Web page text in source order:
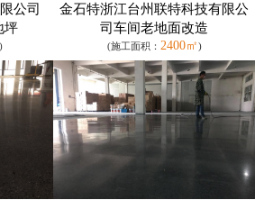
公司
坪
)
金石特浙江台州联特科技有限公
司车间老地面改造
(施工面积： 2400㎡)